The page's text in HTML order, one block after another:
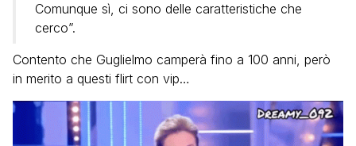
Comunque sì, ci sono delle caratteristiche che
cerco”.
Contento che Guglielmo camperà fino a 100 anni, però
in merito a questi flirt con vip…